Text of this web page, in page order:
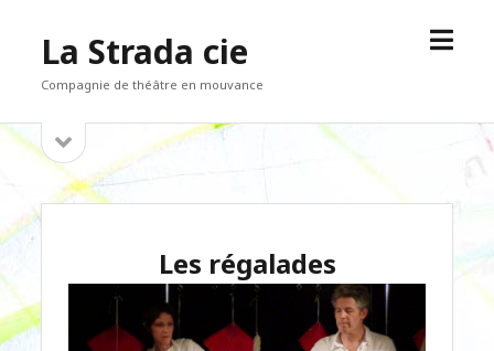
La Strada cie
Compagnie de théâtre en mouvance
open
Sidebar
sidebar
Les régalades